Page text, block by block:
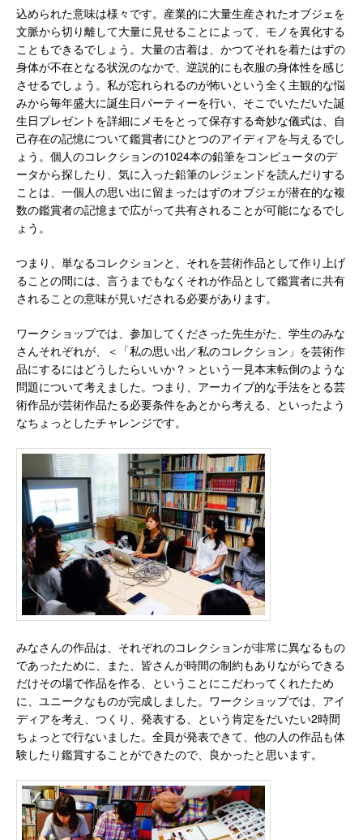
込められた意味は様々です。産業的に大量生産されたオブジェを
文脈から切り離して大量に見せることによって、モノを異化する
こともできるでしょう。大量の古着は、かつてそれを着たはずの
身体が不在となる状況のなかで、逆説的にも衣服の身体性を感じ
させるでしょう。私が忘れられるのが怖いという全く主観的な悩
みから毎年盛大に誕生日パーティーを行い、そこでいただいた誕
生日プレゼントを詳細にメモをとって保存する奇妙な儀式は、自
己存在の記憶について鑑賞者にひとつのアイディアを与えるでし
ょう。個人のコレクションの1024本の鉛筆をコンピュータのデ
ータから探したり、気に入った鉛筆のレジェンドを読んだりする
ことは、一個人の思い出に留まったはずのオブジェが潜在的な複
数の鑑賞者の記憶まで広がって共有されることが可能になるでし
ょう。
つまり、単なるコレクションと、それを芸術作品として作り上げ
ることの間には、言うまでもなくそれが作品として鑑賞者に共有
されることの意味が見いだされる必要があります。
ワークショップでは、参加してくださった先生がた、学生のみな
さんそれぞれが、＜「私の思い出／私のコレクション」を芸術作
品にするにはどうしたらいいか？＞という一見本末転倒のような
問題について考えました。つまり、アーカイブ的な手法をとる芸
術作品が芸術作品たる必要条件をあとから考える、といったよう
なちょっとしたチャレンジです。
みなさんの作品は、それぞれのコレクションが非常に異なるもの
であったために、また、皆さんが時間の制約もありながらできる
だけその場で作品を作る、ということにこだわってくれたため
に、ユニークなものが完成しました。ワークショップでは、アイ
ディアを考え、つくり、発表する、という肯定をだいたい2時間
ちょっとで行ないました。全員が発表できて、他の人の作品も体
験したり鑑賞することができたので、良かったと思います。